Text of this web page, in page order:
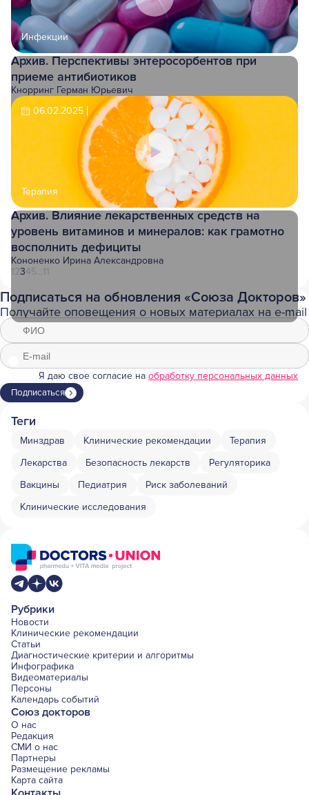
Инфекции
Архив. Перспективы энтеросорбентов при
приеме антибиотиков
Кнорринг Герман Юрьевич
06.02.2025
Терапия
Архив. Влияние лекарственных средств на
уровень витаминов и минералов: как грамотно
восполнить дефициты
Кононенко Ирина Александровна
12345...11
Подписаться на обновления «Союза Докторов»
Получайте оповещения о новых материалах на e-mail
Я даю свое согласие на обработку персональных данных
Подписаться
Теги
Минздрав Клинические рекомендации
Терапия
Лекарства
Безопасность лекарств
Регуляторика
Вакцины
Педиатрия
Риск заболеваний
Клинические исследования
Рубрики
Новости
Клинические рекомендации
Статьи
Диагностические критерии и алгоритмы
Инфографика
Видеоматериалы
Персоны
Календарь событий
Союз докторов
О нас
Редакция
СМИ о нас
Партнеры
Размещение рекламы
Карта сайта